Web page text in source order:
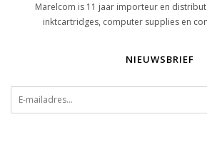
Marelcom is 11 jaar importeur en
inktcartridges, computer supplies en
NIEUWSBRIEF